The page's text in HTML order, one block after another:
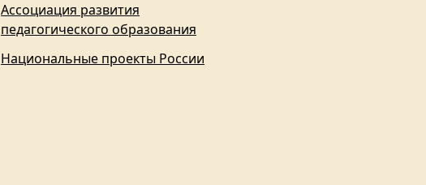
Ассоциация развития
педагогического образования
Национальные проекты России